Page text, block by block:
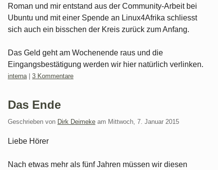
Roman und mir entstand aus der Community-Arbeit bei
Ubuntu und mit einer Spende an Linux4Afrika schliesst
sich auch ein bisschen der Kreis zurück zum Anfang.
Das Geld geht am Wochenende raus und die
Eingangsbestätigung werden wir hier natürlich verlinken.
Kategorien:
interna 3 Kommentare
Das Ende
Geschrieben von Dirk Deimeke am Mittwoch, 7. Januar 2015
Liebe Hörer
Nach etwas mehr als fünf Jahren müssen wir diesen